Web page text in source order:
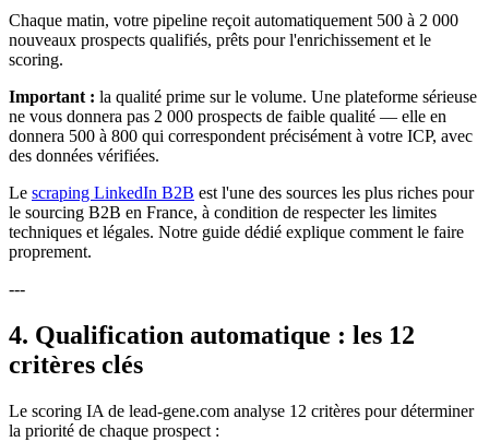
Chaque matin, votre pipeline reçoit automatiquement 500 à 2 000
nouveaux prospects qualifiés, prêts pour l'enrichissement et le
scoring.
Important : la qualité prime sur le volume. Une plateforme sérieuse
ne vous donnera pas 2 000 prospects de faible qualité — elle en
donnera 500 à 800 qui correspondent précisément à votre ICP, avec
des données vérifiées.
Le scraping LinkedIn B2B est l'une des sources les plus riches pour
le sourcing B2B en France, à condition de respecter les limites
techniques et légales. Notre guide dédié explique comment le faire
proprement.
---
4. Qualification automatique : les 12
critères clés
Le scoring IA de lead-gene.com analyse 12 critères pour déterminer
la priorité de chaque prospect :